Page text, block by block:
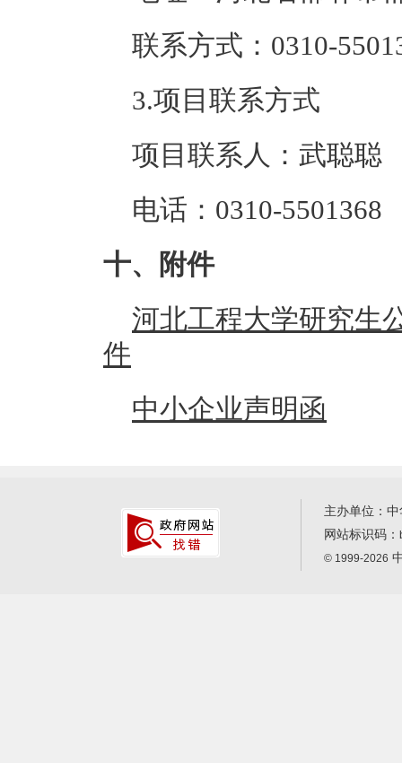
联系方式：0310-
3.项目联系方式
项目联系人：武聪聪
电话：0310-5501368
十、附件
河北工程大学研究生
件
中小企业声明函
主办单位：
网站标识码：
© 1999-2026